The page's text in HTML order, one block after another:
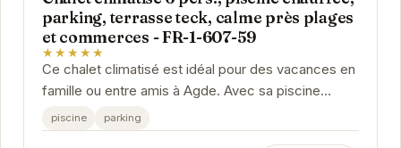
parking, terrasse teck, calme près plages
et commerces - FR-1-607-59
★★★★★
Ce chalet climatisé est idéal pour des vacances en
famille ou entre amis à Agde. Avec sa piscine
chauffée, son parking privé et sa terrasse en...
piscine parking